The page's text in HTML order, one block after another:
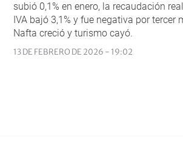
subió 0,1% en enero, la recaudación
IVA bajó 3,1% y fue negativa por tercer
Nafta creció y turismo cayó.
13 DE FEBRERO DE 2026 - 19:02